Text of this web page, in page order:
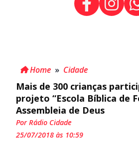
Home » Cidade
Mais de 300 crianças
projeto “Escola Bíblica de
Assembleia de Deus
Por Rádio Cidade
25/07/2018 às 10:59